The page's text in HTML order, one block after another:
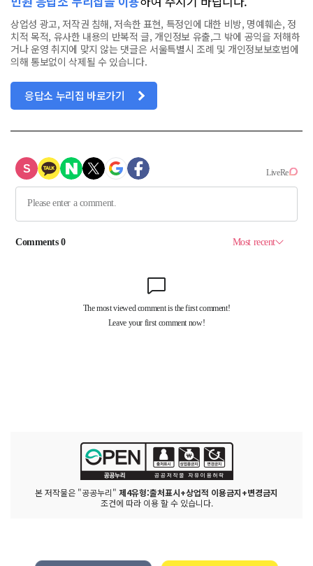
상업성 광고, 저작권 침해, 저속한 표현, 특정인에 대한 비방, 명예훼손, 정
치적 목적, 유사한 내용의 반복적 글, 개인정보 유출,그 밖에 공익을 저해하
거나 운영 취지에 맞지 않는 댓글은 서울특별시 조례 및 개인정보보호법에
의해 통보없이 삭제될 수 있습니다.
응답소 누리집 바로가기
본 저작물은 "공공누리" 제4유형:출처표시+상업적 이용금지+변경금지
조건에 따라 이용 할 수 있습니다.